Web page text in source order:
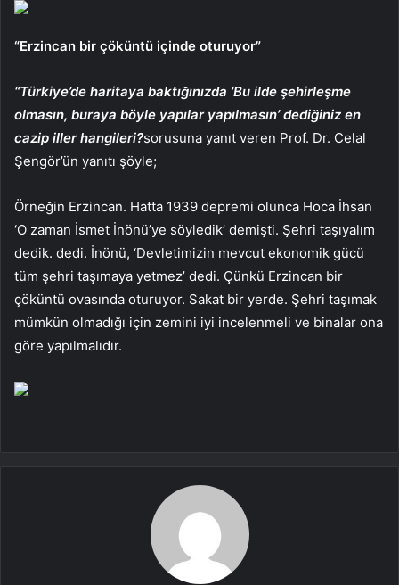
“Erzincan bir çöküntü içinde oturuyor”
“Türkiye’de haritaya baktığınızda ‘Bu ilde şehirleşme
olmasın, buraya böyle yapılar yapılmasın’ dediğiniz en
cazip iller hangileri?sorusuna yanıt veren Prof. Dr. Celal
Şengör’ün yanıtı şöyle;
Örneğin Erzincan. Hatta 1939 depremi olunca Hoca İhsan
‘O zaman İsmet İnönü’ye söyledik’ demişti. Şehri taşıyalım
dedik. dedi. İnönü, ‘Devletimizin mevcut ekonomik gücü
tüm şehri taşımaya yetmez’ dedi. Çünkü Erzincan bir
çöküntü ovasında oturuyor. Sakat bir yerde. Şehri taşımak
mümkün olmadığı için zemini iyi incelenmeli ve binalar ona
göre yapılmalıdır.